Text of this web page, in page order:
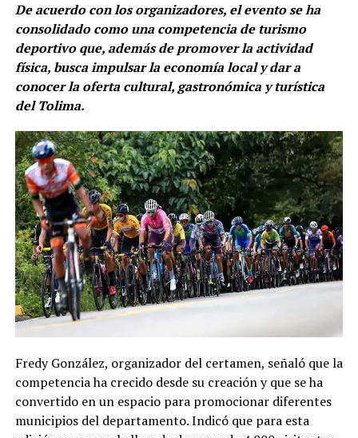
De acuerdo con los organizadores, el evento se ha
consolidado como una competencia de turismo
deportivo que, además de promover la actividad
física, busca impulsar la economía local y dar a
conocer la oferta cultural, gastronómica y turística
del Tolima.
Fredy González, organizador del certamen, señaló que la
competencia ha crecido desde su creación y que se ha
convertido en un espacio para promocionar diferentes
municipios del departamento. Indicó que para esta